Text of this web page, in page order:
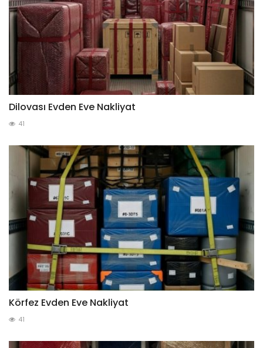
Dilovası Evden Eve Nakliyat
41
Körfez Evden Eve Nakliyat
41